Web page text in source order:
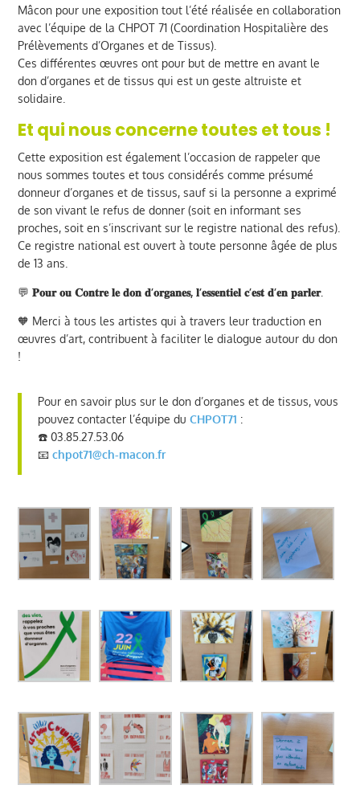
Mâcon pour une exposition tout l’été réalisée en collaboration
avec l’équipe de la CHPOT 71 (Coordination Hospitalière des
Prélèvements d’Organes et de Tissus).
Ces différentes œuvres ont pour but de mettre en avant le
don d’organes et de tissus qui est un geste altruiste et
solidaire.
Et qui nous concerne toutes et tous !
Cette exposition est également l’occasion de rappeler que
nous sommes toutes et tous considérés comme présumé
donneur d’organes et de tissus, sauf si la personne a exprimé
de son vivant le refus de donner (soit en informant ses
proches, soit en s’inscrivant sur le registre national des refus).
Ce registre national est ouvert à toute personne âgée de plus
de 13 ans.
💬𝐏𝐨𝐮𝐫 𝐨𝐮 𝐂𝐨𝐧𝐭𝐫𝐞 𝐥𝐞 𝐝𝐨𝐧 𝐝’𝐨𝐫𝐠𝐚𝐧𝐞𝐬, 𝐥’𝐞𝐬𝐬𝐞𝐧𝐭𝐢𝐞𝐥 𝐜’𝐞𝐬𝐭 𝐝’𝐞𝐧 𝐩𝐚𝐫𝐥𝐞𝐫.
🧡 Merci à tous les artistes qui à travers leur traduction en
œuvres d’art, contribuent à faciliter le dialogue autour du don
!
Pour en savoir plus sur le don d’organes et de tissus, vous
pouvez contacter l’équipe duCHPOT71 :
☎️ 03.85.27.53.06
📧chpot71@ch-macon.fr